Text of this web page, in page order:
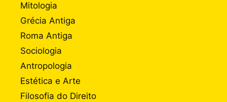
Mitologia
Grécia Antiga
Roma Antiga
Sociologia
Antropologia
Estética e Arte
Filosofia do Direito